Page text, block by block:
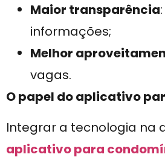
Maior transparência
informações;
Melhor
vagas.
O papel do aplicativo
Integrar a tecnologia na
aplicativo para